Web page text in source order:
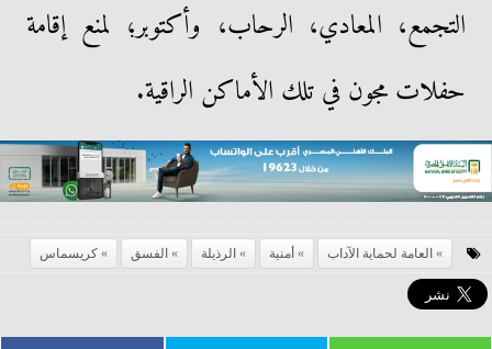
التجمع، المعادي، الرحاب، وأكتوبر؛ لمنع إقامة
حفلات مجون في تلك الأماكن الراقية.
العامة لحماية الآداب أمنية الرذيلة الفسق كريسماس